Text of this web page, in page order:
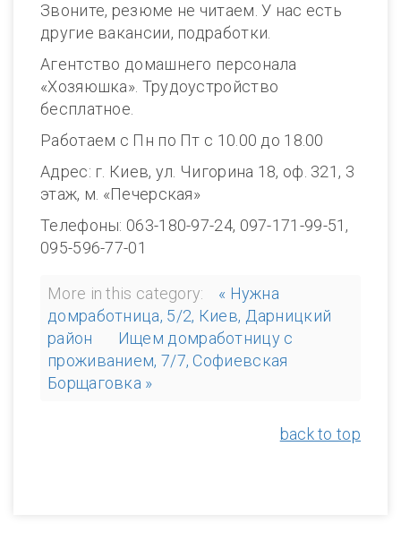
Звоните, резюме не читаем. У нас есть
другие вакансии, подработки.
Агентство домашнего персонала
«Хозяюшка». Трудоустройство
бесплатное.
Работаем с Пн по Пт с 10.00 до 18.00
Адрес: г. Киев, ул. Чигорина 18, оф. 321, 3
этаж, м. «Печерская»
Телефоны: 063-180-97-24, 097-171-99-51,
095-596-77-01
More in this category:
« Нужна
домработница, 5/2, Киев, Дарницкий
район
Ищем домработницу с
проживанием, 7/7, Софиевская
Борщаговка »
back to top